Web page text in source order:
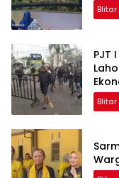
Blitar
PJT
Blitar